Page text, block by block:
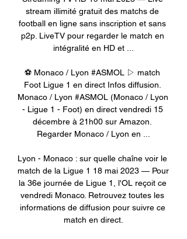
stream illimité gratuit des matchs de
football en ligne sans inscription et sans
p2p. LiveTV pour regarder le match en
intégralité en HD et ...
⚽ Monaco / Lyon #ASMOL ▷ match
Foot Ligue 1 en direct Infos diffusion.
Monaco / Lyon #ASMOL (Monaco / Lyon
- Ligue 1 - Foot) en direct vendredi 15
décembre à 21h00 sur Amazon.
Regarder Monaco / Lyon en ...
Lyon - Monaco : sur quelle chaîne voir le
match de la Ligue 1 18 mai 2023 — Pour
la 36e journée de Ligue 1, l'OL reçoit ce
vendredi Monaco. Retrouvez toutes les
informations de diffusion pour suivre ce
match en direct.